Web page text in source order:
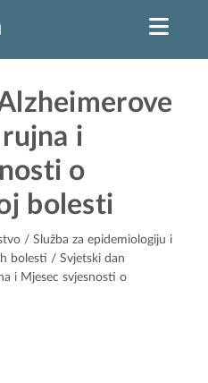
i
o
bolesti
/ Služba za epidemiologiju i
bolesti / Svjetski dan
i Mjesec svjesnosti o